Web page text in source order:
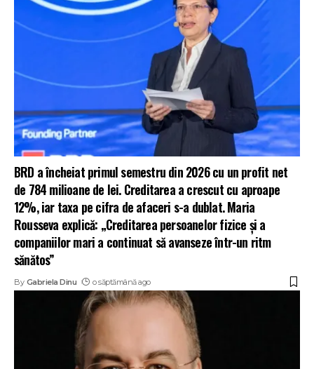
BRD a încheiat primul semestru din 2026 cu un profit net
de 784 milioane de lei. Creditarea a crescut cu aproape
12%, iar taxa pe cifra de afaceri s-a dublat. Maria
Rousseva explică: „Creditarea persoanelor fizice și a
companiilor mari a continuat să avanseze într-un ritm
sănătos”
By Gabriela Dinu o săptămână ago